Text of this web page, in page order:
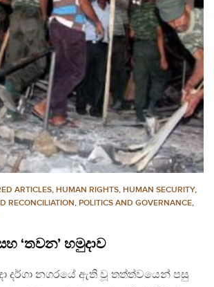
ARTICLES, HUMAN RIGHTS, HUMAN SECURITY,
RECONCILIATION, POLITICS AND GOVERNANCE,
‘තවන’ හමුදාව
දර්ගා නගරයේ ඇති වූ තත්ත්වයෙන් පසු